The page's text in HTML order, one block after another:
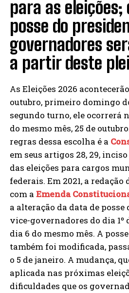
para as eleições;
posse do
governadores
a partir deste
As Eleições 2026
outubro, primeiro domingo
segundo turno, ele ocorrerá
do mesmo mês, 25 de
regras dessa escolha é a
em seus artigos 28, 29,
das eleições para cargos
federais. Em 2021, a
com a Emenda
a alteração da data de
vice-governadores do dia 1º
dia 6 do mesmo mês. A
também foi modificada,
o 5 de janeiro. A mudança,
aplicada nas próximas
dificuldades que os